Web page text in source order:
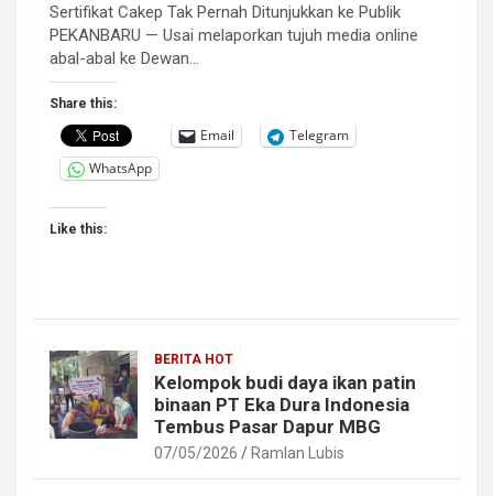
Sertifikat Cakep Tak Pernah Ditunjukkan ke Publik
PEKANBARU — Usai melaporkan tujuh media online
abal-abal ke Dewan…
Share this:
Email
Telegram
WhatsApp
Like this:
BERITA HOT
Kelompok budi daya ikan patin
binaan PT Eka Dura Indonesia
Tembus Pasar Dapur MBG
07/05/2026 Ramlan Lubis